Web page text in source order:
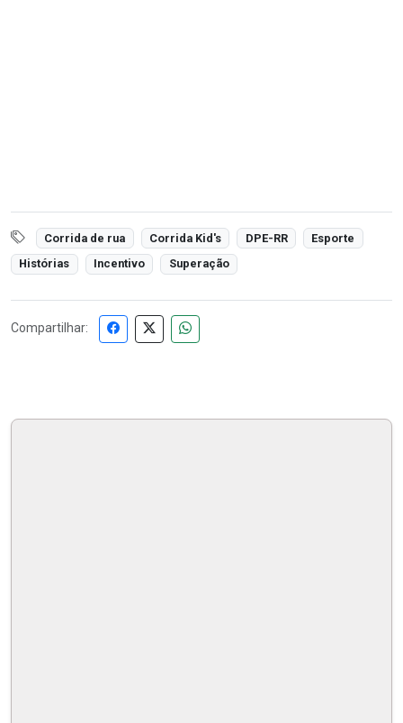
Corrida de rua Corrida Kid's DPE-RR
Esporte
Histórias
Incentivo Superação
Compartilhar: